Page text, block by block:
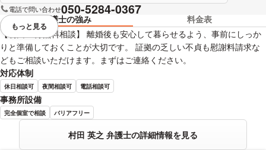
電話で問い合わせ050-5284-0367
弁護士の強み
料金表
【初回60分無料相談】 離婚後も安心して暮らせるよう、事前にしっか
りと準備しておくことが大切です。 証拠の乏しい不貞も慰謝料請求な
どもご相談いただけます。まずはご連絡ください。
対応体制
休日相談可 夜間相談可 電話相談可
事務所設備
完全個室で相談 バリアフリー
村田 英之 弁護士の詳細情報を見る
視覚的に省略されている要素を
もっと見る